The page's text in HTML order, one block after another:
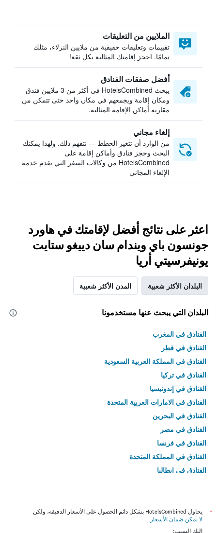
الملايين من التعليقات
تقييمات وتعليقات حقيقية من ملايين النزلاء، مثلك
تمامًا. احجز إقامتك المثالية بكل ثقة!
أفضل صفقات الفنادق
يبحث HotelsCombined في أكثر من 3 ملايين فندق
ومكان إقامة ويجمعهم في مكان واحد حتى تتمكن من
مقارنة أماكن الإقامة المثالية.
إلغاء مجاني
من الوارد أن تتغير الخطط — نتفهم ذلك. ولهذا يمكنك
البحث وحجز فنادق وأماكن إقامة على
HotelsCombined من وكالات السفر التي تقدم خدمة
الإلغاء المجاني
اعثر على نتائج أفضل لإقامتك في هاورد
جونسون باي ويندام سان دييغو ستايت
يونيفرسيتي أريا
البلدان الأكثر شعبية المدن الأكثر شعبية
البلدان التي يبحث عنها مستخدمونا
الفنادق في المغرب
الفنادق في قطر
الفنادق في المملكة العربية السعودية
الفنادق في تركيا
الفنادق في إندونيسيا
الفنادق في الامارات العربية المتحدة
الفنادق في البحرين
الفنادق في مصر
الفنادق في فرنسا
الفنادق في المملكة المتحدة
الفنادق في إيطاليا
*
يحاول HotelsCombined بشكل دائم الحصول على الأسعار الدقيقة، ولكن
لا يمكن ضمان الأسعار .
إليك السبب: